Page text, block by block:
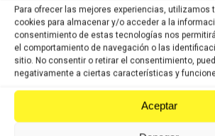
Para ofrecer las mejores experiencias, utilizamos
cookies para almacenar y/o acceder a la
consentimiento de estas tecnologías nos
el comportamiento de navegación o las
sitio. No consentir o retirar el consentimiento,
negativamente a ciertas características y
Aceptar
Share
on
X
Share
on
Facebook
Share
on
Pinterest
Share
on
LinkedIn
Productos relacionados